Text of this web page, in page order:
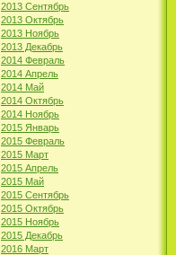
2013 Сентябрь
2013 Октябрь
2013 Ноябрь
2013 Декабрь
2014 Февраль
2014 Апрель
2014 Май
2014 Октябрь
2014 Ноябрь
2015 Январь
2015 Февраль
2015 Март
2015 Апрель
2015 Май
2015 Сентябрь
2015 Октябрь
2015 Ноябрь
2015 Декабрь
2016 Март